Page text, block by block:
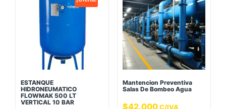
ESTANQUE
HIDRONEUMATICO
FLOWMAK 500 LT
VERTICAL 10 BAR
Mantencion Preventiva
Salas De Bombeo Agua
$42.000 C/IVA